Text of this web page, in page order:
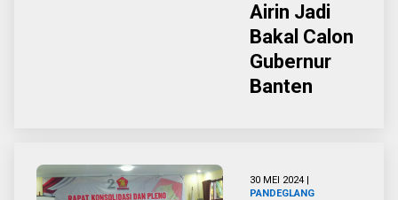
Airin Jadi
Bakal Calon
Gubernur
Banten
30 MEI 2024 |
PANDEGLANG